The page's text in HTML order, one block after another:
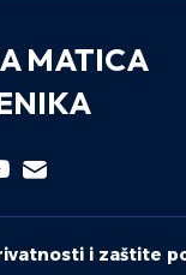
MATICA
i zaštite